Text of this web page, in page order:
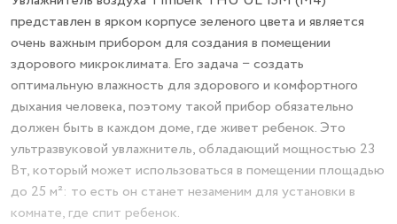
представлен в ярком корпусе зеленого цвета и является
очень важным прибором для создания в помещении
здорового микроклимата. Его задача − создать
оптимальную влажность для здорового и комфортного
дыхания человека, поэтому такой прибор обязательно
должен быть в каждом доме, где живет ребенок. Это
ультразвуковой увлажнитель, обладающий мощностью 23
Вт, который может использоваться в помещении площадью
до 25 м²: то есть он станет незаменим для установки в
комнате, где спит ребенок.